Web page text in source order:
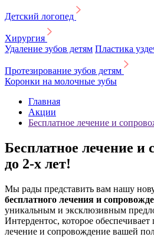
Детский логопед
Хирургия
Удаление зубов детям Пластика
Протезирование зубов детям
Коронки на молочные зубы
Главная
Акции
Бесплатное лечение и
Бесплатное лечение и
до 2-х лет!
Мы рады представить вам нашу
бесплатного лечения и
уникальным и эксклюзивным
Интердентос, которое обеспечивает
лечение и сопровождение вашей